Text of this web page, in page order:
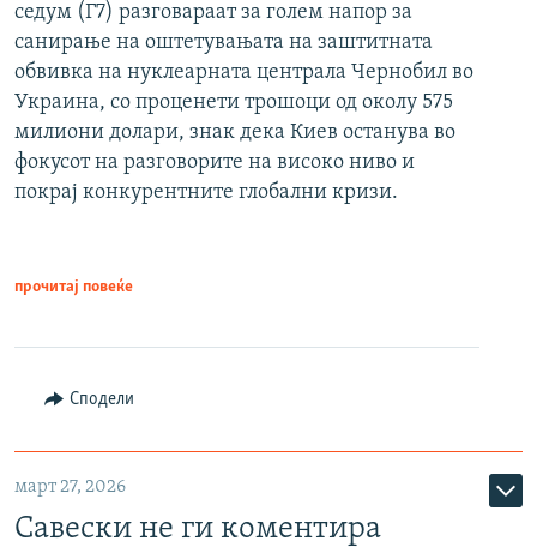
седум (Г7) разговараат за голем напор за
санирање на оштетувањата на заштитната
обвивка на нуклеарната централа Чернобил во
Украина, со проценети трошоци од околу 575
милиони долари, знак дека Киев останува во
фокусот на разговорите на високо ниво и
покрај конкурентните глобални кризи.
прочитај повеќе
Сподели
март 27, 2026
Савески не ги коментира